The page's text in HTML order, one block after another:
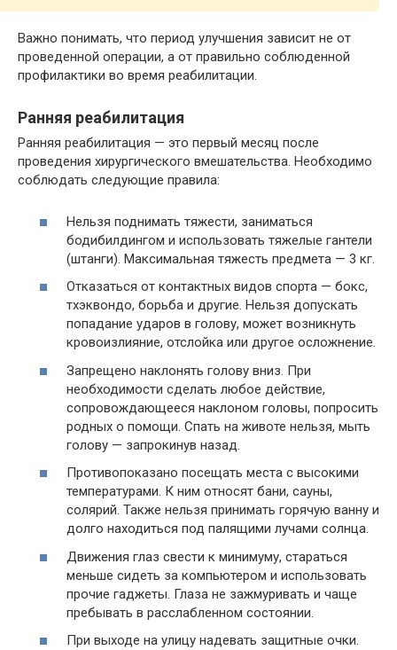
Важно понимать, что период улучшения зависит не от
проведенной операции, а от правильно соблюденной
профилактики во время реабилитации.
Ранняя реабилитация
Ранняя реабилитация — это первый месяц после
проведения хирургического вмешательства. Необходимо
соблюдать следующие правила:
Нельзя поднимать тяжести, заниматься
бодибилдингом и использовать тяжелые гантели
(штанги). Максимальная тяжесть предмета — 3 кг.
Отказаться от контактных видов спорта — бокс,
тхэквондо, борьба и другие. Нельзя допускать
попадание ударов в голову, может возникнуть
кровоизлияние, отслойка или другое осложнение.
Запрещено наклонять голову вниз. При
необходимости сделать любое действие,
сопровождающееся наклоном головы, попросить
родных о помощи. Спать на животе нельзя, мыть
голову — запрокинув назад.
Противопоказано посещать места с высокими
температурами. К ним относят бани, сауны,
солярий. Также нельзя принимать горячую ванну и
долго находиться под палящими лучами солнца.
Движения глаз свести к минимуму, стараться
меньше сидеть за компьютером и использовать
прочие гаджеты. Глаза не зажмуривать и чаще
пребывать в расслабленном состоянии.
При выходе на улицу надевать защитные очки.